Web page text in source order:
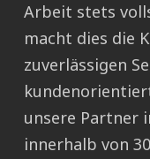
Arbeit stets
macht dies die
zuverlässigen
unsere Partner
innerhalb von